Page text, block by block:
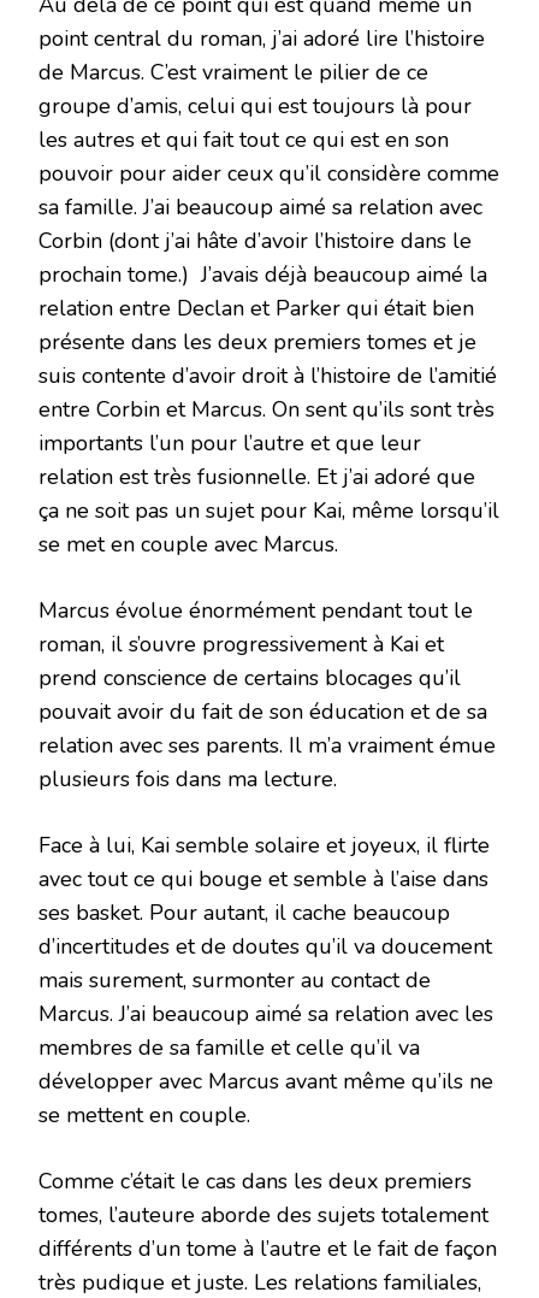
point central du roman, j’ai adoré lire l’histoire
de Marcus. C’est vraiment le pilier de ce
groupe d’amis, celui qui est toujours là pour
les autres et qui fait tout ce qui est en son
pouvoir pour aider ceux qu’il considère comme
sa famille. J’ai beaucoup aimé sa relation avec
Corbin (dont j’ai hâte d’avoir l’histoire dans le
prochain tome.) J’avais déjà beaucoup aimé la
relation entre Declan et Parker qui était bien
présente dans les deux premiers tomes et je
suis contente d’avoir droit à l’histoire de l’amitié
entre Corbin et Marcus. On sent qu’ils sont très
importants l’un pour l’autre et que leur
relation est très fusionnelle. Et j’ai adoré que
ça ne soit pas un sujet pour Kai, même lorsqu’il
se met en couple avec Marcus.
Marcus évolue énormément pendant tout le
roman, il s’ouvre progressivement à Kai et
prend conscience de certains blocages qu’il
pouvait avoir du fait de son éducation et de sa
relation avec ses parents. Il m’a vraiment émue
plusieurs fois dans ma lecture.
Face à lui, Kai semble solaire et joyeux, il flirte
avec tout ce qui bouge et semble à l’aise dans
ses basket. Pour autant, il cache beaucoup
d’incertitudes et de doutes qu’il va doucement
mais surement, surmonter au contact de
Marcus. J’ai beaucoup aimé sa relation avec les
membres de sa famille et celle qu’il va
développer avec Marcus avant même qu’ils ne
se mettent en couple.
Comme c’était le cas dans les deux premiers
tomes, l’auteure aborde des sujets totalement
différents d’un tome à l’autre et le fait de façon
très pudique et juste. Les relations familiales,